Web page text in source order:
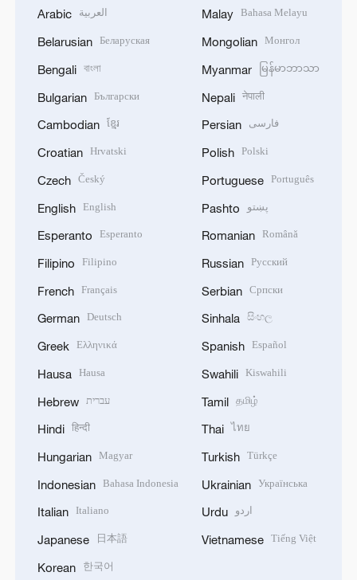
Arabic العربية
Belarusian Беларуская
Bengali বাংলা
Bulgarian Български
Cambodian ខ្មែរ
Croatian Hrvatski
Czech Český
English English
Esperanto Esperanto
Filipino Filipino
French Français
German Deutsch
Greek Ελληνικά
Hausa Hausa
Hebrew עברית
Hindi हिन्दी
Hungarian Magyar
Indonesian Bahasa Indonesia
Italian Italiano
Japanese 日本語
Korean 한국어
Malay Bahasa Melayu
Mongolian Монгол
Myanmar မြန်မာဘာသာ
Nepali नेपाली
Persian فارسی
Polish Polski
Portuguese Português
Pashto پښتو
Romanian Română
Russian Русский
Serbian Српски
Sinhala සිංහල
Spanish Español
Swahili Kiswahili
Tamil தமிழ்
Thai ไทย
Turkish Türkçe
Ukrainian Українська
Urdu اردو
Vietnamese Tiếng Việt